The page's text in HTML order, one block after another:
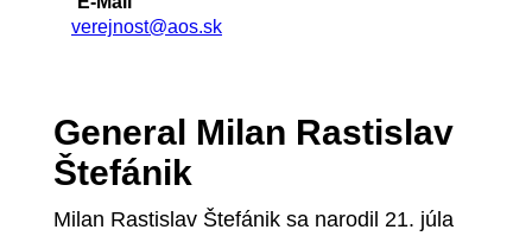
verejnost@aos.sk
General Milan Rastislav
Štefánik
Milan Rastislav Štefánik sa narodil 21. júla